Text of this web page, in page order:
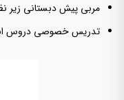
مربی پیش دبستانی زیر
تدریس خصوصی دروس